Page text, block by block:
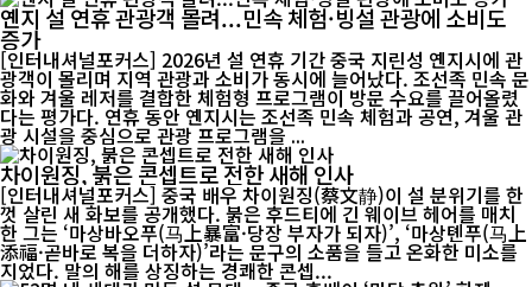
옌지 설 연휴 관광객 몰려...민속 체험·빙설 관광에 소비도
증가
[인터내셔널포커스] 2026년 설 연휴 기간 중국 지린성 옌지시에 관
광객이 몰리며 지역 관광과 소비가 동시에 늘어났다. 조선족 민속 문
화와 겨울 레저를 결합한 체험형 프로그램이 방문 수요를 끌어올렸
다는 평가다. 연휴 동안 옌지시는 조선족 민속 체험과 공연, 겨울 관
광 시설을 중심으로 관광 프로그램을 ...
차이원징, 붉은 콘셉트로 전한 새해 인사
[인터내셔널포커스] 중국 배우 차이원징(蔡文静)이 설 분위기를 한
껏 살린 새 화보를 공개했다. 붉은 후드티에 긴 웨이브 헤어를 매치
한 그는 ‘마상바오푸(马上暴富·당장 부자가 되자)’, ‘마상톈푸(马上
添福·곧바로 복을 더하자)’라는 문구의 소품을 들고 온화한 미소를
지었다. 말의 해를 상징하는 경쾌한 콘셉...